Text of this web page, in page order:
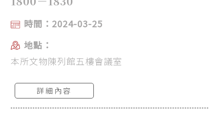
時間：2024-03-25
地點：
本所文物陳列館五樓會議室
詳細內容